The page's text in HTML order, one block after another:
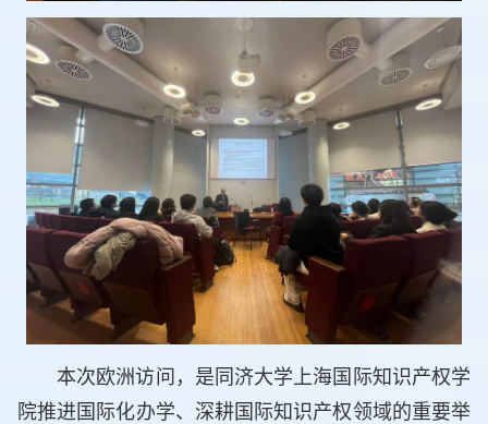
本次欧洲访问，是同济大学上海国际知识产权学
院推进国际化办学、深耕国际知识产权领域的重要举